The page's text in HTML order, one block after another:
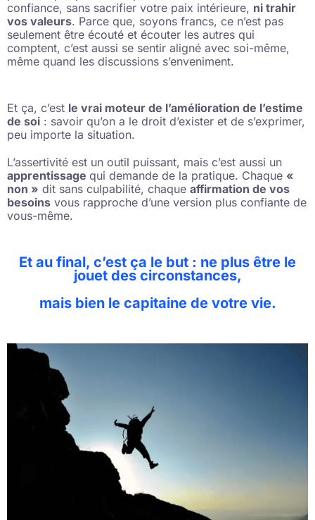
confiance, sans sacrifier votre paix intérieure, ni trahir
vos valeurs. Parce que, soyons francs, ce n’est pas
seulement être écouté et écouter les autres qui
comptent, c’est aussi se sentir aligné avec soi-même,
même quand les discussions s’enveniment.
Et ça, c’est le vrai moteur de l’amélioration de l’estime
de soi : savoir qu’on a le droit d’exister et de s’exprimer,
peu importe la situation.
L’assertivité est un outil puissant, mais c’est aussi un
apprentissage qui demande de la pratique. Chaque «
non » dit sans culpabilité, chaque affirmation de vos
besoins vous rapproche d’une version plus confiante de
vous-même.
Et au final, c’est ça le but : ne plus être le
jouet des circonstances,
mais bien le capitaine de votre vie.